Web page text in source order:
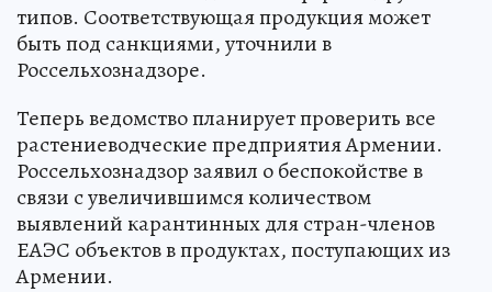
типов. Соответствующая продукция может
быть под санкциями, уточнили в
Россельхознадзоре.
Теперь ведомство планирует проверить все
растениеводческие предприятия Армении.
Россельхознадзор заявил о беспокойстве в
связи с увеличившимся количеством
выявлений карантинных для стран-членов
ЕАЭС объектов в продуктах, поступающих из
Армении.